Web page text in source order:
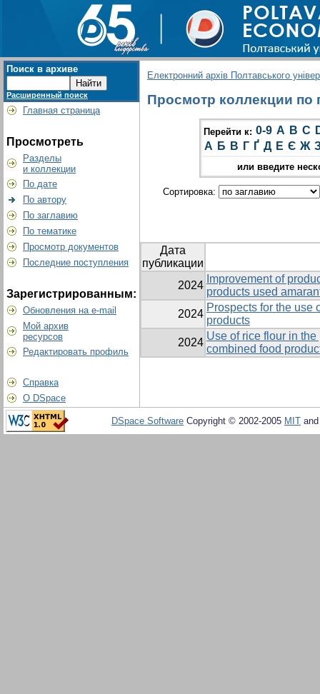
Поиск в архиве
Расширенный поиск
Главная страница
Просмотреть
Разделы
и коллекции
По дате
По автору
По заглавию
По тематике
Просмотр документов
Последние поступления
Зарегистрированным:
Обновления на e-mail
Мой архив
ресурсов
Редактировать профиль
Справка
О DSpace
Електронний архів Полтавського
Просмотр коллекции по
Перейти к: 0-9 A B C
А Б В Г Ґ Д Е Є Ж
или введите
Сортировка:
Дата
публикации
2024
Improvement of
products used
2024
Prospects for the use
products
2024
Use of rice flour in
combined food
DSpace Software Copyright © 2002-2005 MIT